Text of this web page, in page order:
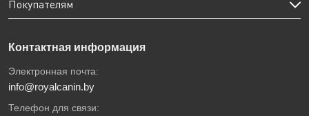
Покупателям
Контактная информация
Электронная почта:
info@royalcanin.by
Телефон для связи: